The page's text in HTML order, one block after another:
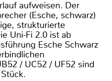
aufweisen. Der
(Esche, schwarz)
strukturierte
Uni-Fi 2.0 ist ab
Esche Schwarz
/ UC52 / UF52 sind